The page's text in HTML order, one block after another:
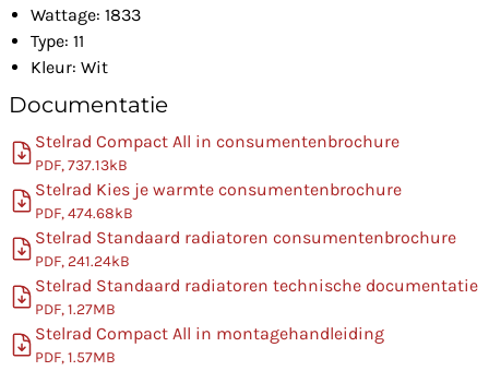
Wattage: 1833
Type: 11
Kleur: Wit
Documentatie
Stelrad Compact All in consumentenbrochure
PDF, 737.13kB
Stelrad Kies je warmte consumentenbrochure
PDF, 474.68kB
Stelrad Standaard radiatoren consumentenbrochure
PDF, 241.24kB
Stelrad Standaard radiatoren technische documentatie
PDF, 1.27MB
Stelrad Compact All in montagehandleiding
PDF, 1.57MB